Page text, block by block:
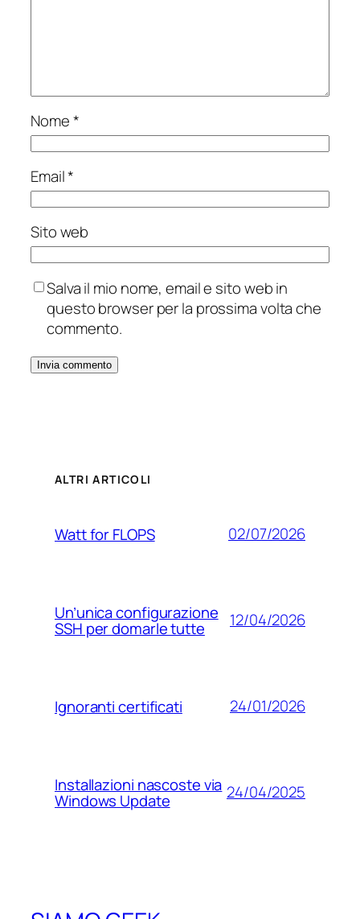
Nome*
Email*
Sito web
Salva il mio nome, email e sito web in
questo browser per la prossima volta che
commento.
ALTRI ARTICOLI
Watt for FLOPS 02/07/2026
Un’unica configurazione
SSH per domarle tutte 12/04/2026
Ignoranti certificati 24/01/2026
Installazioni nascoste via
Windows Update 24/04/2025